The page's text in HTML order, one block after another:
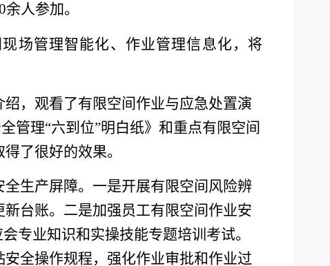
人参加。
场管理智能化、作业管理信息化，将
，观看了有限空间作业与应急处置演
管理“六到位”明白纸》和重点有限空间
了很好的效果。
生产屏障。一是开展有限空间风险辨
台账。二是加强员工有限空间作业安
专业知识和实操技能专题培训考试。
全操作规程，强化作业审批和作业过